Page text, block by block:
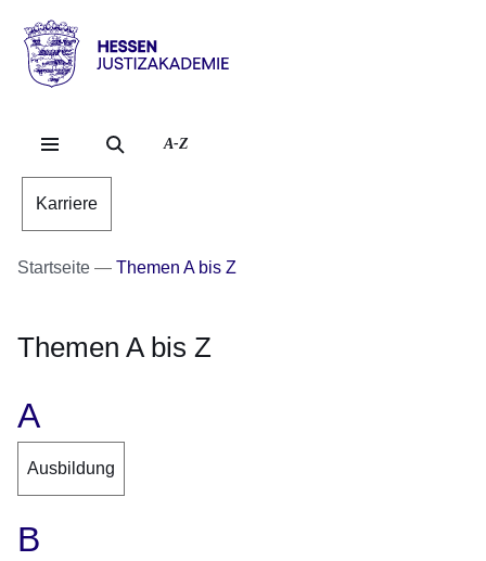
Hessen
JustizakademieA-Z
Karriere
Startseite Themen A bis Z
Themen A bis Z
A
Ausbildung
B